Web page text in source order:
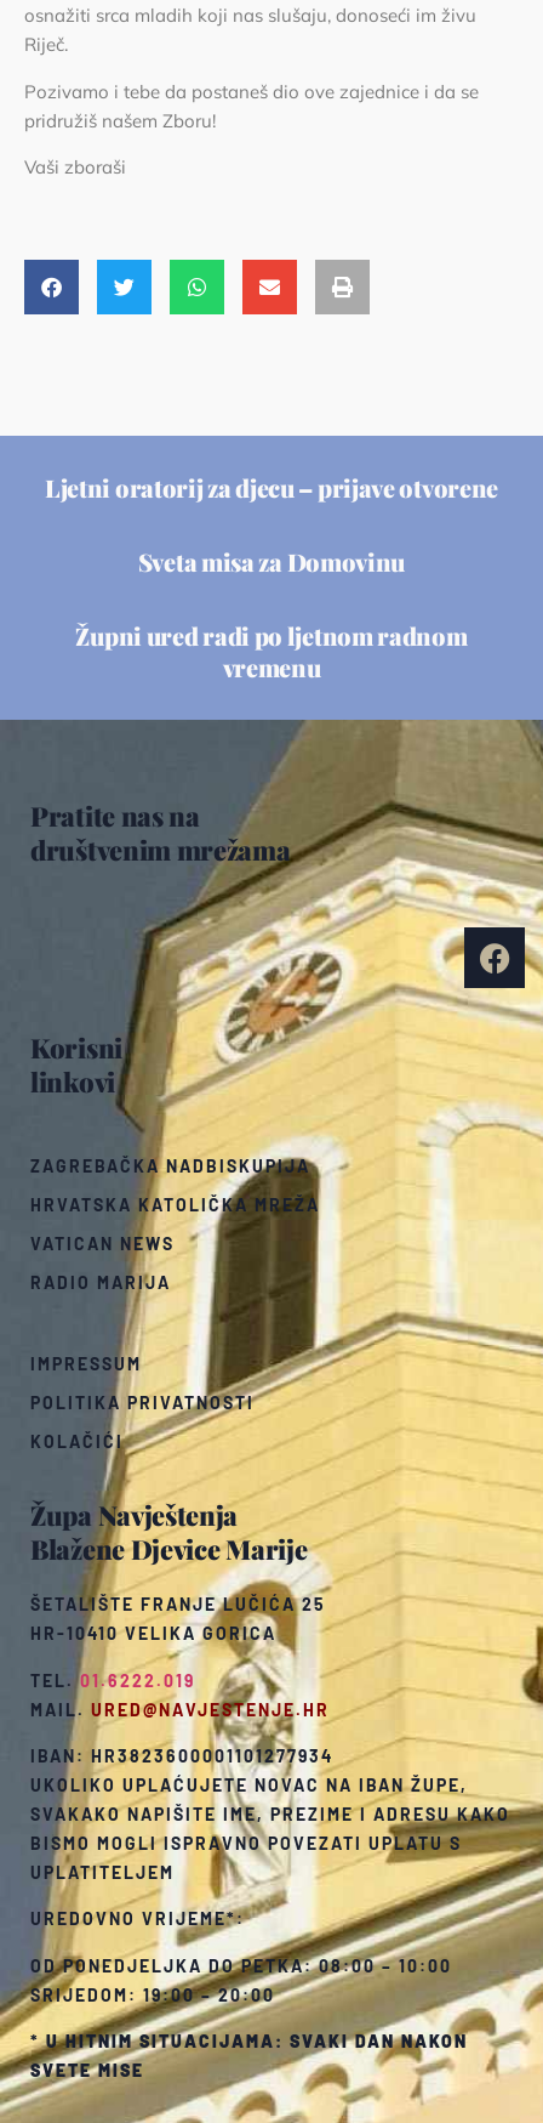
osnažiti srca mladih koji nas slušaju, donoseći im živu
Riječ.
Pozivamo i tebe da postaneš dio ove zajednice i da se
pridružiš našem Zboru!
Vaši zboraši
Ljetni oratorij za djecu – prijave otvorene
Sveta misa za Domovinu
Župni ured radi po ljetnom radnom
vremenu
Župa Navještenja
Blažene Djevice Marije
ŠETALIŠTE FRANJE LUČIĆA 25
HR-10410 VELIKA GORICA
TEL.01.6222.019
MAIL. URED@NAVJESTENJE.HR
IBAN: HR3823600001101277934
UKOLIKO UPLAĆUJETE NOVAC NA IBAN ŽUPE,
SVAKAKO NAPIŠITE IME, PREZIME I ADRESU KAKO
BISMO MOGLI ISPRAVNO POVEZATI UPLATU S
UPLATITELJEM
UREDOVNO VRIJEME*:
OD PONEDJELJKA DO PETKA: 08:00 – 10:00
SRIJEDOM: 19:00 – 20:00
*U HITNIM SITUACIJAMA: SVAKI DAN NAKON
SVETE MISE
Korisni
linkovi
ZAGREBAČKA NADBISKUPIJA
HRVATSKA KATOLIČKA MREŽA
VATICAN NEWS
RADIO MARIJA
IMPRESSUM
POLITIKA PRIVATNOSTI
KOLAČIĆI
Pratite nas na
društvenim mrežama